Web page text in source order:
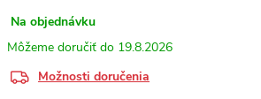
Na objednávku
19.8.2026
Možnosti doručenia